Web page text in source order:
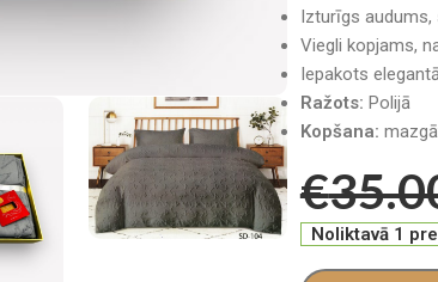
Izturīgs audums,
Viegli kopjams,
Iepakots
Ražots: Polijā
Kopšana:
€
Noliktavā 1